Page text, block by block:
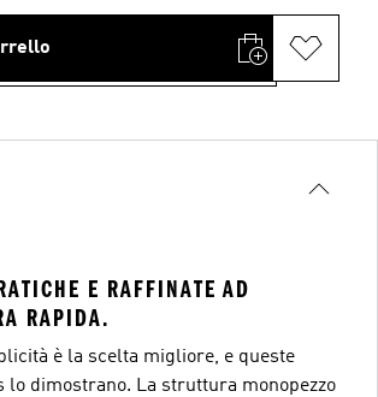
E RAFFINATE AD
RAPIDA.
è la scelta migliore, e queste
lo dimostrano. La struttura monopezzo